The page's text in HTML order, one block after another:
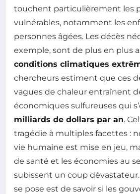
touchent particulièrement les
vulnérables, notamment les
personnes âgées. Les décès
exemple, sont de plus en plus
conditions climatiques
chercheurs estiment que ces
vagues de chaleur entraînent
économiques sulfureuses qui
milliards de dollars par an.
tragédie à multiples facettes :
vie humaine est mise en jeu,
de santé et les économies au
subissent un coup
se pose est de savoir si les